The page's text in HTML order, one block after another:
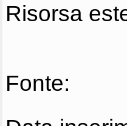
Risorsa
Fonte: